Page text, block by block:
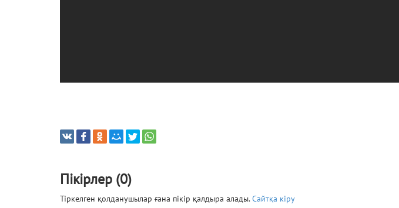
Пікірлер (0)
Тіркелген қолданушылар ғана пікір қалдыра алады.Сайтқа кіру